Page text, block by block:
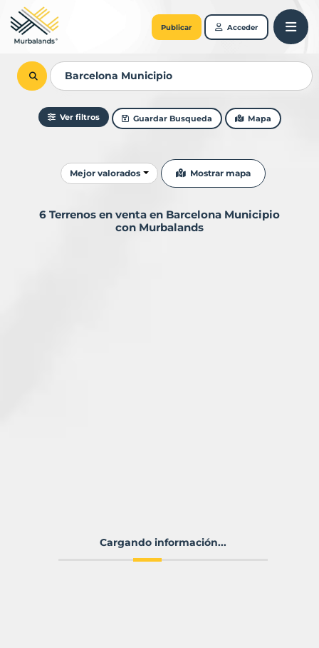
Publicar Acceder
Ver filtros Guardar Busqueda Mapa
Ordenar resultados
Mejor valorados Mostrar mapa
6 Terrenos en venta en Barcelona Municipio
con Murbalands
Cargando información...